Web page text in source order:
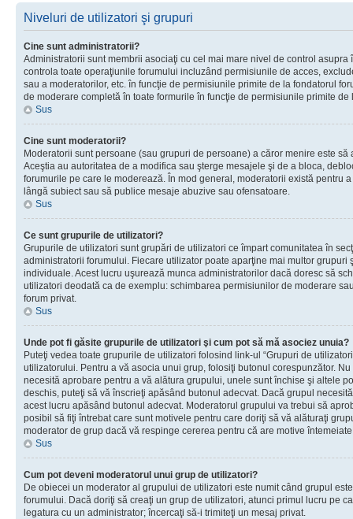
Niveluri de utilizatori şi grupuri
Cine sunt administratorii?
Administratorii sunt membrii asociaţi cu cel mai mare nivel de control asupra
controla toate operaţiunile forumului incluzând permisiunile de acces,
sau a moderatorilor, etc. în funcţie de permisiunile primite de la fondatorul
de moderare completă în toate formurile în funcţie de permisiunile primite de
Sus
Cine sunt moderatorii?
Moderatorii sunt persoane (sau grupuri de persoane) a căror menire este
Aceştia au autoritatea de a modifica sau şterge mesajele şi de a bloca,
forumurile pe care le moderează. În mod general, moderatorii există pentru
lângă subiect sau să publice mesaje abuzive sau ofensatoare.
Sus
Ce sunt grupurile de utilizatori?
Grupurile de utilizatori sunt grupări de utilizatori ce împart comunitatea în
administratorii forumului. Fiecare utilizator poate aparţine mai multor grupuri
individuale. Acest lucru uşurează munca administratorilor dacă doresc să
utilizatori deodată ca de exemplu: schimbarea permisiunilor de moderare
forum privat.
Sus
Unde pot fi găsite grupurile de utilizatori şi cum pot să mă asociez unuia?
Puteţi vedea toate grupurile de utilizatori folosind link-ul “Grupuri de
utilizatorului. Pentru a vă asocia unui grup, folosiţi butonul corespunzător.
necesită aprobare pentru a vă alătura grupului, unele sunt închise şi altele
deschis, puteţi să vă înscrieţi apăsând butonul adecvat. Dacă grupul
acest lucru apăsând butonul adecvat. Moderatorul grupului va trebui să
posibil să fiţi întrebat care sunt motivele pentru care doriţi să vă alăturaţi
moderator de grup dacă vă respinge cererea pentru că are motive
Sus
Cum pot deveni moderatorul unui grup de utilizatori?
De obiecei un moderator al grupului de utilizatori este numit când grupul
forumului. Dacă doriţi să creaţi un grup de utilizatori, atunci primul lucru pe
legatura cu un administrator; încercaţi să-i trimiteţi un mesaj privat.